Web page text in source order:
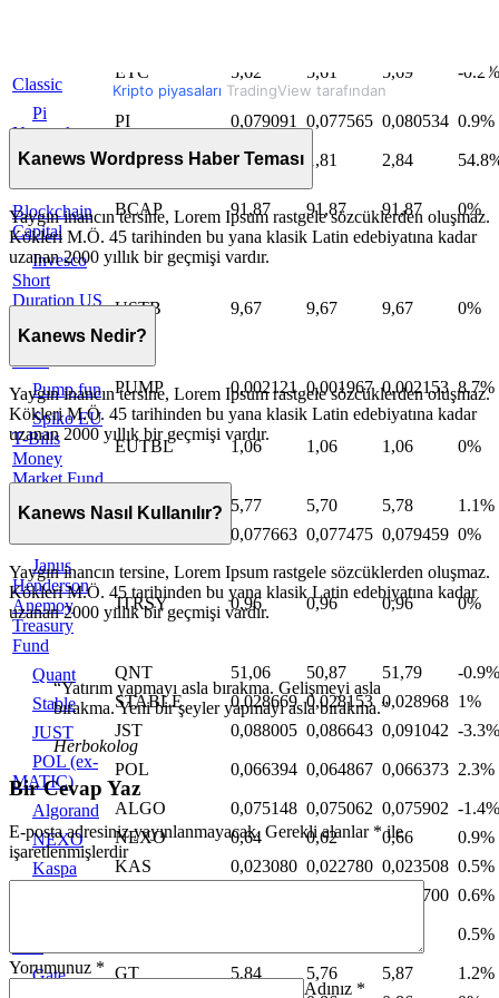
Classic
ETC 5,62 5,61 5,69 -0.2%
Pi
Network
PI 0,079091 0,077565 0,080534 0.9%
Audiera BEAT 2,52 1,81 2,84
Blockchain
Capital
BCAP 91,87 91,87 91,87 0%
Invesco
Short
Duration US
Securities
USTB 9,67 9,67 9,67 0%
Pump.fun PUMP 0,002121 0,001967 0,002153 8.7%
Spiko EU
T-Bills
Money
Market Fund
EUTBL 1,06 1,06 1,06 0%
KuCoin KCS 5,77 5,70 5,78
1.1%
0,077663 0,077475 0,079459 0%
Janus
Henderson
Anemoy
Treasury
Fund
JTRSY 0,96 0,96 0,96 0%
Quant QNT 51,06 50,87 51,79
-0.9%
​​Stable
STABLE 0,028669 0,028153 0,028968 1%
JUST
JST 0,088005 0,086643 0,091042 -3.3%
POL (ex-
MATIC)
POL 0,066394 0,064867 0,066373 2.3%
Algorand ALGO 0,075148 0,075062 0,075902 -1.4%
NEXO
NEXO 0,64 0,62 0,66
0.9%
Kaspa
KAS 0,023080 0,022780 0,023508 0.5%
0,080700 0.6%
0.5%
Gate GT 5,84 5,76 5,87
1.2%
Kripto piyasaları TradingView tarafından
Kanews Wordpress Haber Teması
Yaygın inancın tersine, Lorem Ipsum rastgele sözcüklerden oluşmaz.
Kökleri M.Ö. 45 tarihinden bu yana klasik Latin edebiyatına kadar
uzanan 2000 yıllık bir geçmişi vardır.
Kanews Nedir?
Yaygın inancın tersine, Lorem Ipsum rastgele sözcüklerden oluşmaz.
Kökleri M.Ö. 45 tarihinden bu yana klasik Latin edebiyatına kadar
uzanan 2000 yıllık bir geçmişi vardır.
Kanews Nasıl Kullanılır?
Yaygın inancın tersine, Lorem Ipsum rastgele sözcüklerden oluşmaz.
Kökleri M.Ö. 45 tarihinden bu yana klasik Latin edebiyatına kadar
uzanan 2000 yıllık bir geçmişi vardır.
“Yatırım yapmayı asla bırakma. Gelişmeyi asla
bırakma. Yeni bir şeyler yapmayı asla bırakma.”
Herbokolog
Bir Cevap Yaz
E-posta adresiniz yayınlanmayacak. Gerekli alanlar *ile
işaretlenmişlerdir
Yorumunuz *
Adınız *